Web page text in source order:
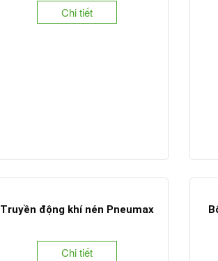
Chi tiết
Truyền động khí nén Pneumax
Chi tiết